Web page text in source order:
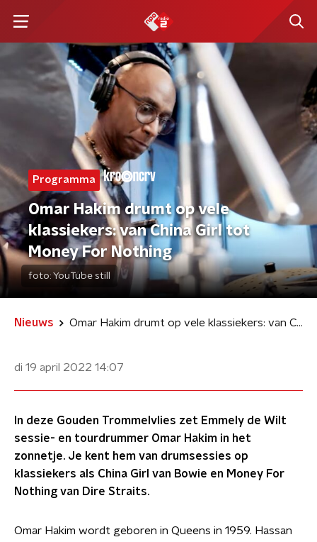
Programma
Omar Hakim drumt op vele
klassiekers: van China Girl tot
Money For Nothing
foto: YouTube still
Nieuws Omar Hakim drumt op vele klassiekers: van China Girl tot Money For Nothing
di 19 april 2022 14:07
In deze Gouden Trommelvlies zet Emmely de Wilt
sessie- en tourdrummer Omar Hakim in het
zonnetje. Je kent hem van drumsessies op
klassiekers als China Girl van Bowie en Money For
Nothing van Dire Straits.
Omar Hakim wordt geboren in Queens in 1959. Hassan